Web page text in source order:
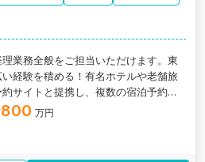
業務全般をご担当いただけます。東
経験を積める！有名ホテルや老舗旅
サイトと提携し、複数の宿泊予約サ
を運営する上場企業の求人です。
万円